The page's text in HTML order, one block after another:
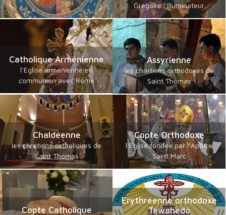
Grégoire l’Illuminateur
Catholique Arménienne
l’Eglise arménienne en
communion avec Rome
Assyrienne
les chrétiens orthodoxes de
Saint Thomas
Chaldéenne
les chrétiens catholiques de
Saint Thomas
Copte Orthodoxe
l’Eglise fondée par l’Apôtre
Saint Marc
Copte Catholique
Erythréenne orthodoxe
Tewahedo